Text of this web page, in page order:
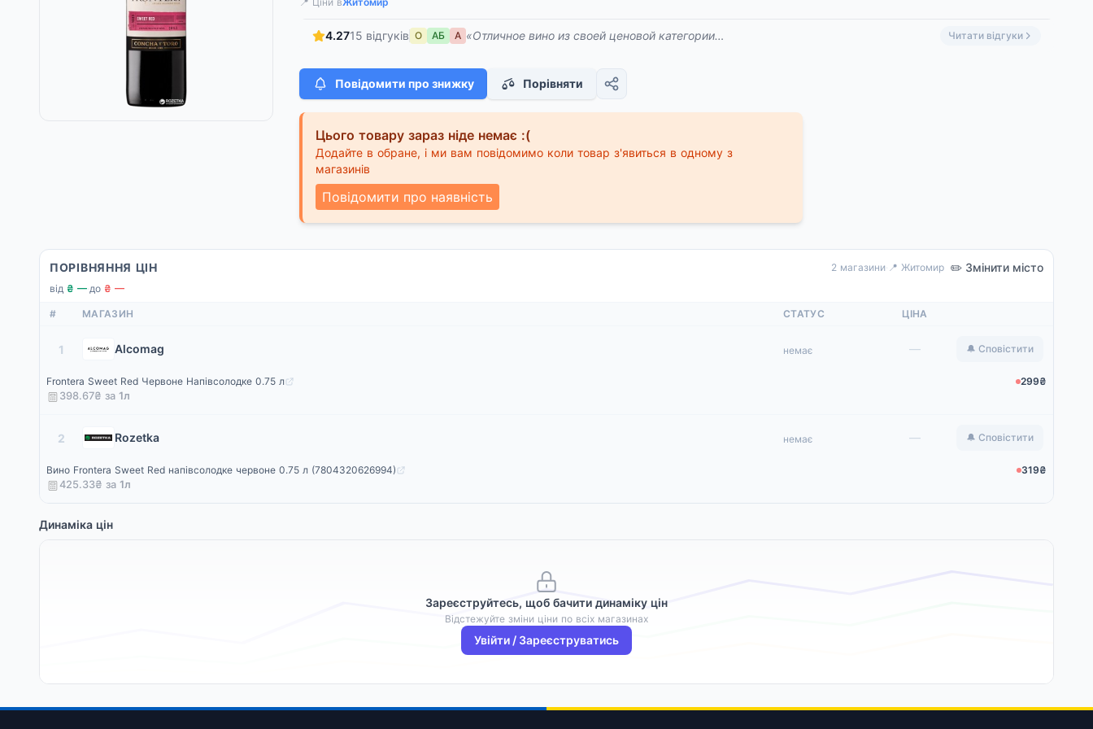
4.2715 відгуків О АБ А «Отличное вино из своей ценовой категории. Легкое, полусладкое, с фруктовыми оттенками»
Читати відгуки
Повідомити про знижку Порівняти
Цього товару зараз ніде немає :(
Додайте в обране, і ми вам повідомимо коли товар з'явиться в одному з
магазинів
Повідомити про наявність
ПОРІВНЯННЯ ЦІН 2 магазини· 📍 Житомир ✏️ Змінити місто
від ₴ —·до ₴ —
# МАГАЗИН СТАТУС ЦІНА
1 Alcomag немає — 🔔 Сповістити
Frontera Sweet Red Червоне Напівсолодке 0.75 л
299₴
398.67₴ за 1л
2 Rozetka немає — 🔔 Сповістити
Вино Frontera Sweet Red напівсолодке червоне 0.75 л (7804320626994)
319₴
425.33₴ за 1л
Динаміка цін
Зареєструйтесь, щоб бачити динаміку цін
Відстежуйте зміни ціни по всіх магазинах
Увійти / Зареєструватись